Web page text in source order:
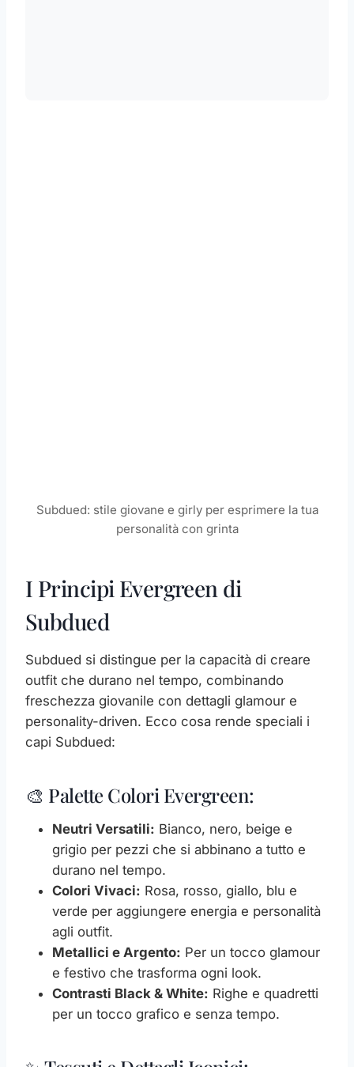
Subdued: stile giovane e girly per esprimere la tua
personalità con grinta
I Principi Evergreen di
Subdued
Subdued si distingue per la capacità di creare
outfit che durano nel tempo, combinando
freschezza giovanile con dettagli glamour e
personality-driven. Ecco cosa rende speciali i
capi Subdued:
🎨 Palette Colori Evergreen:
Neutri Versatili: Bianco, nero, beige e
grigio per pezzi che si abbinano a tutto e
durano nel tempo.
Colori Vivaci: Rosa, rosso, giallo, blu e
verde per aggiungere energia e personalità
agli outfit.
Metallici e Argento: Per un tocco glamour
e festivo che trasforma ogni look.
Contrasti Black & White: Righe e quadretti
per un tocco grafico e senza tempo.